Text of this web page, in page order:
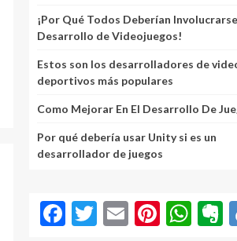
¡Por Qué Todos Deberían
Desarrollo de Videojuegos!
Estos son los desarrolladores de
deportivos más populares
Como Mejorar En El Desarrollo De
Por qué debería usar Unity si es un
desarrollador de juegos
Facebook
Twitter
Email